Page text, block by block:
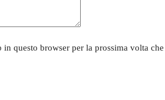
questo browser per la prossima volta